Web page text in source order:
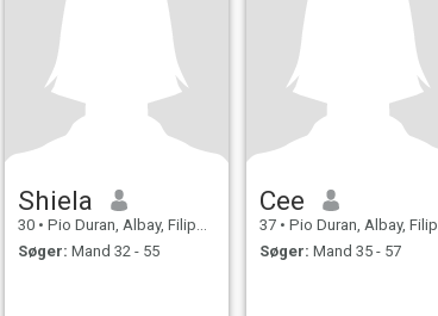
Shiela
30 • Pio Duran, Albay, Filippinerne
Søger: Mand 32 - 55
Cee
37 • Pio Duran, Albay, Filippinerne
Søger: Mand 35 - 57